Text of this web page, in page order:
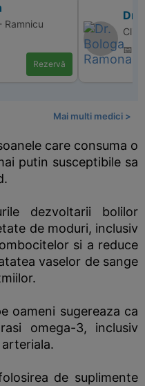
Ramnicu
Rezervă
Dr.
📅
Mai multi medici >
care consuma o
putin susceptibile sa
dezvoltarii bolilor
de moduri, inclusiv
si a reduce
vaselor de sange
oameni sugereaza ca
omega-3, inclusiv
de suplimente